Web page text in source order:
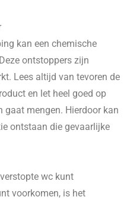
kan een chemische
ontstoppers zijn
Lees altijd van tevoren de
en let heel goed op
gaat mengen. Hierdoor kan
ontstaan die gevaarlijke
wc kunt
voorkomen, is het